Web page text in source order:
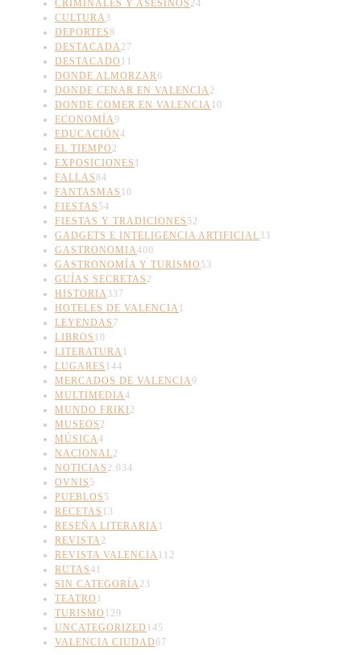
CRIMINALES Y ASESINOS 24
CULTURA3
DEPORTES8
DESTACADA27
DESTACADO 11
DONDE ALMORZAR6
DONDE CENAR EN VALENCIA2
DONDE COMER EN VALENCIA10
ECONOMÍA9
EDUCACIÓN4
EL TIEMPO 2
EXPOSICIONES 1
FALLAS84
FANTASMAS 10
FIESTAS 54
FIESTAS Y TRADICIONES 52
GADGETS E INTELIGENCIA ARTIFICIAL33
GASTRONOMIA400
GASTRONOMÍA Y TURISMO 53
GUÍAS SECRETAS 2
HISTORIA337
HOTELES DE VALENCIA1
LEYENDAS 7
LIBROS 10
LITERATURA1
LUGARES 144
MERCADOS DE VALENCIA9
MULTIMEDIA4
MUNDO FRIKI2
MUSEOS 2
MÚSICA4
NACIONAL2
NOTICIAS 2.034
OVNIS 5
PUEBLOS 5
RECETAS 13
RESEÑA LITERARIA1
REVISTA2
REVISTA VALENCIA112
RUTAS41
SIN CATEGORÍA23
TEATRO 1
TURISMO 129
UNCATEGORIZED 145
VALENCIA CIUDAD67